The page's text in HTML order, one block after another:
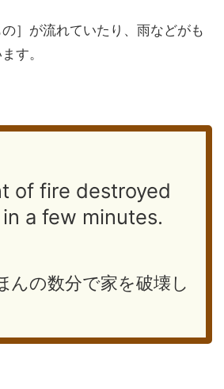
］が流れていたり、雨などがも
す。
of fire destroyed
a few minutes.
んの数分で家を破壊し